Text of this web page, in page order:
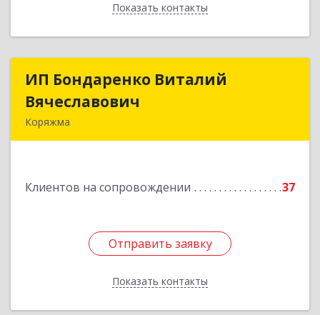
Показать контакты
Назад
ИП Бондаренко Виталий
Вячеславович
Коряжма
Клиентов на сопровождении 37
Отправить заявку
Показать контакты
ИП Бондаренко Виталий
Подробнее
Отправить заявку
Назад